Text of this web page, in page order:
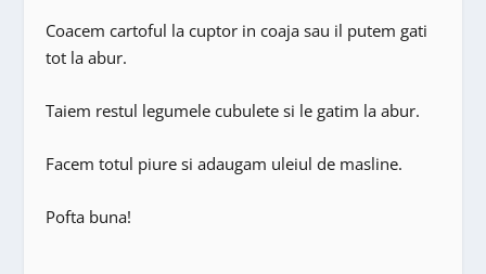
Coacem cartoful la cuptor in coaja sau il putem gati
tot la abur.
Taiem restul legumele cubulete si le gatim la abur.
Facem totul piure si adaugam uleiul de masline.
Pofta buna!